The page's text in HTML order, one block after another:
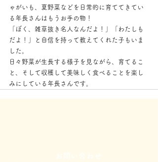
ゃがいも、夏野菜などを日常的に育ててきてい
る年長さんはもうお手の物！
「ぼく、雑草抜き名人なんだよ！」「わたしも
だよ！」と自信を持って教えてくれた子もいま
した。
日々野菜が生長する様子を見ながら、育てるこ
と、そして収穫して美味しく食べることを楽し
みにしている年長さんです。